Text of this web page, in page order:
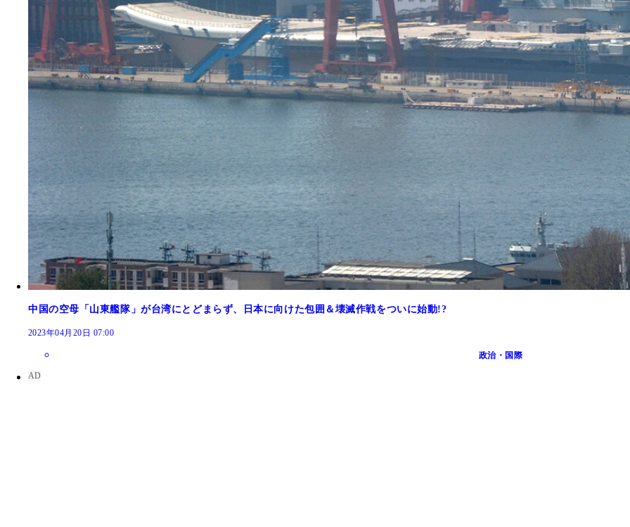
中国の空母「山東艦隊」が台湾にとどまらず、日本に向けた包囲＆壊滅作戦をついに始動!?
2023年04月20日 07:00
政治・国際